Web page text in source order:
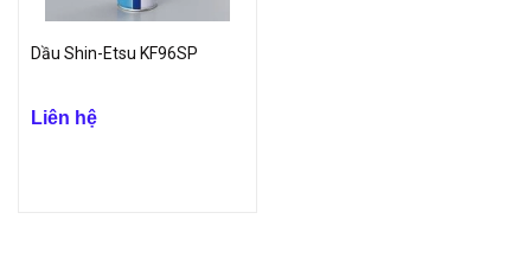
Dầu Shin-Etsu KF96SP
Liên hệ